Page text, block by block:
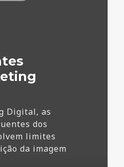
Digital, as
dos
limites
da imagem